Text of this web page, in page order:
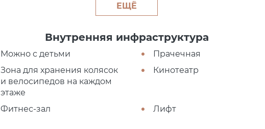
ЕЩЁ
Внутренняя инфраструктура
Можно с детьми Прачечная
Зона для хранения колясок
и велосипедов на каждом
этаже
Кинотеатр
Фитнес-зал Лифт